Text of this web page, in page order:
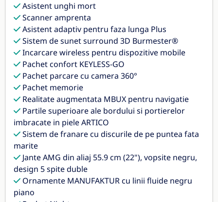
Asistent unghi mort
Scanner amprenta
Asistent adaptiv pentru faza lunga Plus
Sistem de sunet surround 3D Burmester®
Incarcare wireless pentru dispozitive mobile
Pachet confort KEYLESS-GO
Pachet parcare cu camera 360°
Pachet memorie
Realitate augmentata MBUX pentru navigatie
Partile superioare ale bordului si portierelor
imbracate in piele ARTICO
Sistem de franare cu discurile de pe puntea fata
marite
Jante AMG din aliaj 55.9 cm (22"), vopsite negru,
design 5 spite duble
Ornamente MANUFAKTUR cu linii fluide negru
piano